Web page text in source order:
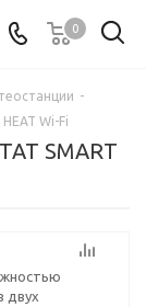
0
-
Wi-Fi
SMART
двух